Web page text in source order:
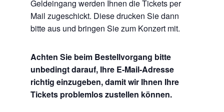
Geldeingang werden Ihnen die Tickets per
Mail zugeschickt. Diese drucken Sie dann
bitte aus und bringen Sie zum Konzert mit.
Achten Sie beim Bestellvorgang bitte
unbedingt darauf, Ihre E-Mail-Adresse
richtig einzugeben, damit wir Ihnen Ihre
Tickets problemlos zustellen können.